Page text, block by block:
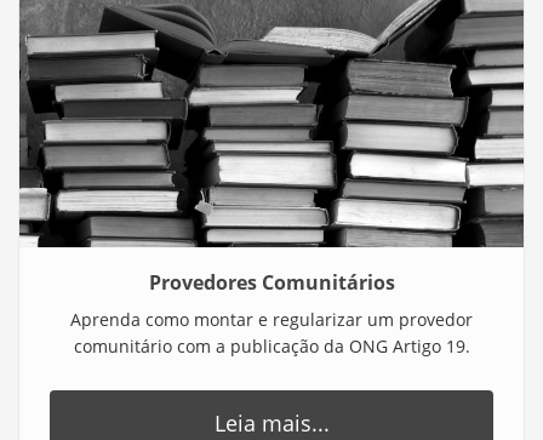
Provedores Comunitários
Aprenda como montar e regularizar um provedor
comunitário com a publicação da ONG Artigo 19.
Leia mais...